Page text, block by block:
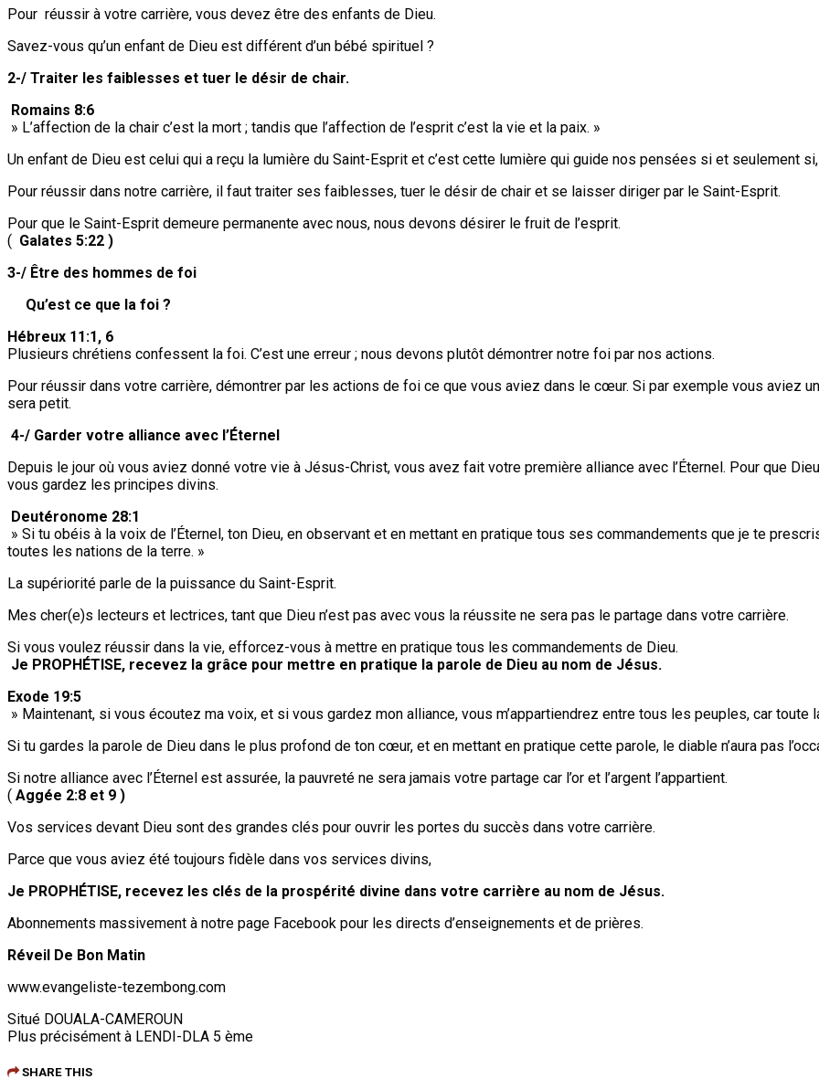
Pour réussir à votre carrière, vous devez être des enfants de Dieu.
Savez-vous qu’un enfant de Dieu est différent d’un bébé spirituel ?
2-/ Traiter les faiblesses et tuer le désir de chair.
Romains 8:6
» L’affection de la chair c’est la mort ; tandis que l’affection de l’esprit c’est la vie et la paix. »
Un enfant de Dieu est celui qui a reçu la lumière du Saint-Esprit et c’est cette lumière qui guide nos pensées si et seulement
Pour réussir dans notre carrière, il faut traiter ses faiblesses, tuer le désir de chair et se laisser diriger par le Saint-Esprit.
Pour que le Saint-Esprit demeure permanente avec nous, nous devons désirer le fruit de l’esprit.
( Galates 5:22 )
3-/ Être des hommes de foi
Qu’est ce que la foi ?
Hébreux 11:1, 6
Plusieurs chrétiens confessent la foi. C’est une erreur ; nous devons plutôt démontrer notre foi par nos actions.
Pour réussir dans votre carrière, démontrer par les actions de foi ce que vous aviez dans le cœur. Si par exemple vous aviez
sera petit.
4-/ Garder votre alliance avec l’Éternel
Depuis le jour où vous aviez donné votre vie à Jésus-Christ, vous avez fait votre première alliance avec l’Éternel. Pour que
vous gardez les principes divins.
Deutéronome 28:1
» Si tu obéis à la voix de l’Éternel, ton Dieu, en observant et en mettant en pratique tous ses commandements que je te
toutes les nations de la terre. »
La supériorité parle de la puissance du Saint-Esprit.
Mes cher(e)s lecteurs et lectrices, tant que Dieu n’est pas avec vous la réussite ne sera pas le partage dans votre carrière.
Si vous voulez réussir dans la vie, efforcez-vous à mettre en pratique tous les commandements de Dieu.
Je PROPHÉTISE, recevez la grâce pour mettre en pratique la parole de Dieu au nom de Jésus.
Exode 19:5
» Maintenant, si vous écoutez ma voix, et si vous gardez mon alliance, vous m’appartiendrez entre tous les peuples, car toute
Si tu gardes la parole de Dieu dans le plus profond de ton cœur, et en mettant en pratique cette parole, le diable n’aura pas
Si notre alliance avec l’Éternel est assurée, la pauvreté ne sera jamais votre partage car l’or et l’argent l’appartient.
( Aggée 2:8 et 9 )
Vos services devant Dieu sont des grandes clés pour ouvrir les portes du succès dans votre carrière.
Parce que vous aviez été toujours fidèle dans vos services divins,
Je PROPHÉTISE, recevez les clés de la prospérité divine dans votre carrière au nom de Jésus.
Abonnements massivement à notre page Facebook pour les directs d’enseignements et de prières.
Réveil De Bon Matin
www.evangeliste-tezembong.com
Situé DOUALA-CAMEROUN
Plus précisément à LENDI-DLA 5 ème
SHARE THIS